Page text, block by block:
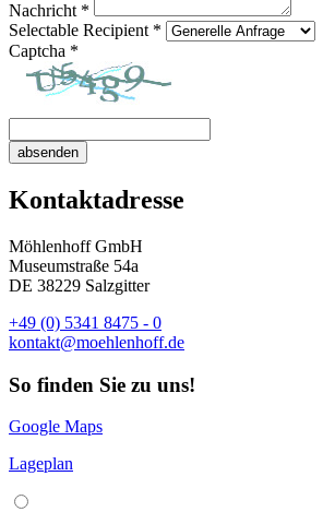
Nachricht *
Selectable Recipient *
Captcha *
absenden
Kontaktadresse
Möhlenhoff GmbH
Museumstraße 54a
DE 38229 Salzgitter
+49 (0) 5341 8475 - 0
kontakt@moehlenhoff.de
So finden Sie zu uns!
Google Maps
Lageplan